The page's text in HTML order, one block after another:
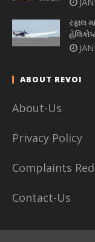
રફાલ
ABOUT REVOI
About-Us
Privacy Policy
Complaints
Contact-Us